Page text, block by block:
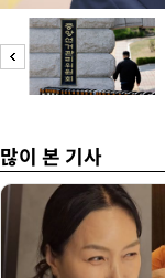
많이 본 기사